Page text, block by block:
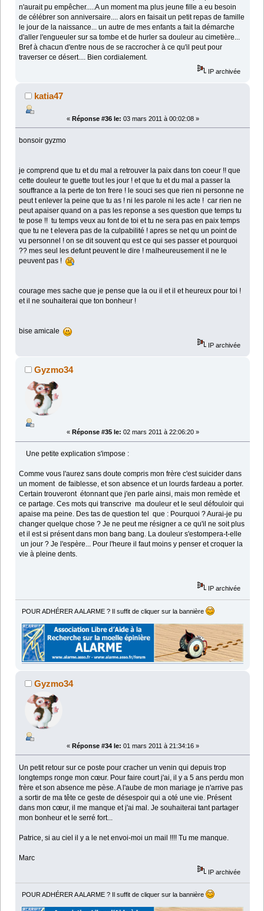
n'aurait pu empêcher.....A un moment ma plus jeune fille a eu besoin
de célébrer son anniversaire.... alors en faisait un petit repas de famille
le jour de la naissance... un autre de mes enfants a fait la démarche
d'aller l'engueuler sur sa tombe et de hurler sa douleur au cimetière...
Bref à chacun d'entre nous de se raccrocher à ce qu'il peut pour
traverser ce désert.... Bien cordialement.
IP archivée
katia47
« Réponse #36 le: 03 mars 2011 à 00:02:08 »
bonsoir gyzmo
je comprend que tu et du mal a retrouver la paix dans ton coeur !! que
cette douleur te guette tout les jour ! et que tu et du mal a passer la
souffrance a la perte de ton frere ! le souci ses que rien ni personne ne
peut t enlever la peine que tu as ! ni les parole ni les acte ! car rien ne
peut apaiser quand on a pas les reponse a ses question que temps tu
te pose !! tu temps veux au font de toi et tu ne sera pas en paix temps
que tu ne t elevera pas de la culpabilité ! apres se net qu un point de
vu personnel ! on se dit souvent qu est ce qui ses passer et pourquoi
?? mes seul les defunt peuvent le dire ! malheureusement il ne le
peuvent pas !
courage mes sache que je pense que la ou il et il et heureux pour toi !
et il ne souhaiterai que ton bonheur !
bise amicale
IP archivée
Gyzmo34
« Réponse #35 le: 02 mars 2011 à 22:06:20 »
Une petite explication s'impose :
Comme vous l'aurez sans doute compris mon frère c'est suicider dans
un moment de faiblesse, et son absence et un lourds fardeau a porter.
Certain trouveront étonnant que j'en parle ainsi, mais mon remède et
ce partage. Ces mots qui transcrive ma douleur et le seul défouloir qui
apaise ma peine. Des tas de question tel que : Pourquoi ? Aurai-je pu
changer quelque chose ? Je ne peut me résigner a ce qu'il ne soit plus
et il est si présent dans mon bang bang. La douleur s'estompera-t-elle
un jour ? Je l'espère... Pour l'heure il faut moins y penser et croquer la
vie à pleine dents.
IP archivée
POUR ADHÉRER A ALARME ? Il suffit de cliquer sur la bannière
Gyzmo34
« Réponse #34 le: 01 mars 2011 à 21:34:16 »
Un petit retour sur ce poste pour cracher un venin qui depuis trop
longtemps ronge mon cœur. Pour faire court j'ai, il y a 5 ans perdu mon
frère et son absence me pèse. A l'aube de mon mariage je n'arrive pas
a sortir de ma tête ce geste de désespoir qui a oté une vie. Présent
dans mon cœur, il me manque et j'ai mal. Je souhaiterai tant partager
mon bonheur et le serré fort...
Patrice, si au ciel il y a le net envoi-moi un mail !!!! Tu me manque.
Marc
IP archivée
POUR ADHÉRER A ALARME ? Il suffit de cliquer sur la bannière